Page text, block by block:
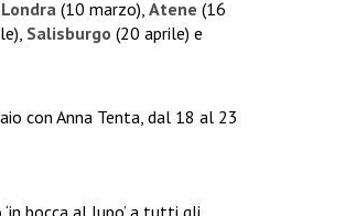
Londra (10 marzo), Atene (16
Salisburgo (20 aprile) e
con Anna Tenta, dal 18 al 23
bocca al lupo’ a tutti gli